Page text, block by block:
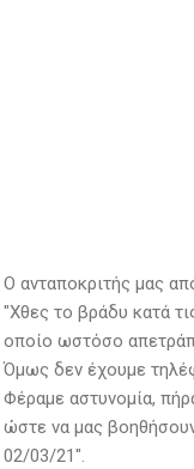
Ο ανταποκριτής μας
"Χθες το βράδυ κατά
οποίο ωστόσο
Όμως δεν έχουμε
Φέραμε αστυνομία,
ώστε να μας
02/03/21".